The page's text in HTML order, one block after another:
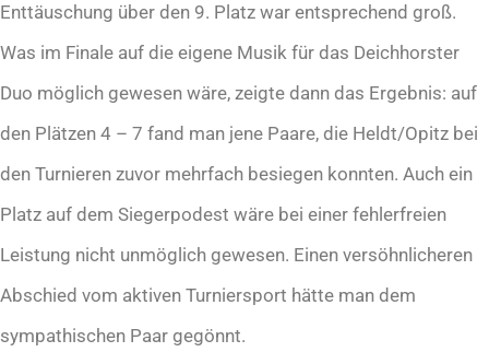
Enttäuschung über den 9. Platz war entsprechend groß.
Was im Finale auf die eigene Musik für das Deichhorster
Duo möglich gewesen wäre, zeigte dann das Ergebnis: auf
den Plätzen 4 – 7 fand man jene Paare, die Heldt/Opitz bei
den Turnieren zuvor mehrfach besiegen konnten. Auch ein
Platz auf dem Siegerpodest wäre bei einer fehlerfreien
Leistung nicht unmöglich gewesen. Einen versöhnlicheren
Abschied vom aktiven Turniersport hätte man dem
sympathischen Paar gegönnt.